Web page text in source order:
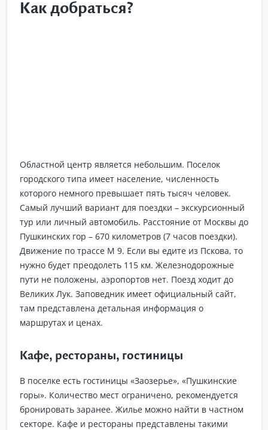
Как добраться?
Областной центр является небольшим. Поселок
городского типа имеет население, численность
которого немного превышает пять тысяч человек.
Самый лучший вариант для поездки – экскурсионный
тур или личный автомобиль. Расстояние от Москвы до
Пушкинских гор – 670 километров (7 часов поездки).
Движение по трассе М 9. Если вы едите из Пскова, то
нужно будет преодолеть 115 км. Железнодорожные
пути не положены, аэропортов нет. Поезд ходит до
Великих Лук. Заповедник имеет официальный сайт,
там представлена детальная информация о
маршрутах и ценах.
Кафе, рестораны, гостиницы
В поселке есть гостиницы «Заозерье», «Пушкинские
горы». Количество мест ограничено, рекомендуется
бронировать заранее. Жилье можно найти в частном
секторе. Кафе и рестораны представлены такими